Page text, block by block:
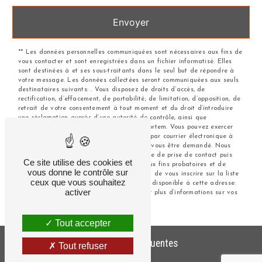
Envoyer
** Les données personnelles communiquées sont nécessaires aux fins de
vous contacter et sont enregistrées dans un fichier informatisé. Elles
sont destinées à et ses sous-traitants dans le seul but de répondre à
votre message. Les données collectées seront communiquées aux seuls
destinataires suivants: . Vous disposez de droits d’accès, de
rectification, d’effacement, de portabilité, de limitation, d’opposition, de
retrait de votre consentement à tout moment et du droit d’introduire
une réclamation auprès d’une autorité de contrôle, ainsi que
d’organiser le sort de vos données post-mortem. Vous pouvez exercer
ces droits par voie postale à l'adresse ou par courrier électronique à
l'adresse . Un justificatif d'identité pourra vous être demandé. Nous
conservons vos données pendant la période de prise de contact puis
pendant la durée de prescription légale aux fins probatoires et de
gestion des contentieux. Vous avez le droit de vous inscrire sur la liste
d'opposition au démarchage téléphonique, disponible à cette adresse:
. Consultez le site cnil.fr pour plus d’informations sur vos
Recherches fréquentes
Ce site utilise des cookies et
vous donne le contrôle sur
ceux que vous souhaitez
activer
Tout accepter
Tout refuser